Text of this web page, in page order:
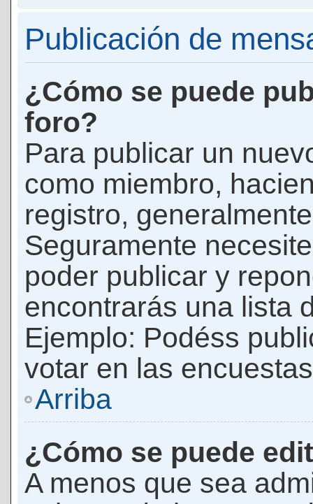
Publicación de
¿Cómo se puede
foro?
Para publicar un
como miembro,
registro,
Seguramente
poder publicar y
encontrarás una lista
Ejemplo: Podéss
votar en las
Arriba
¿Cómo se puede
A menos que sea